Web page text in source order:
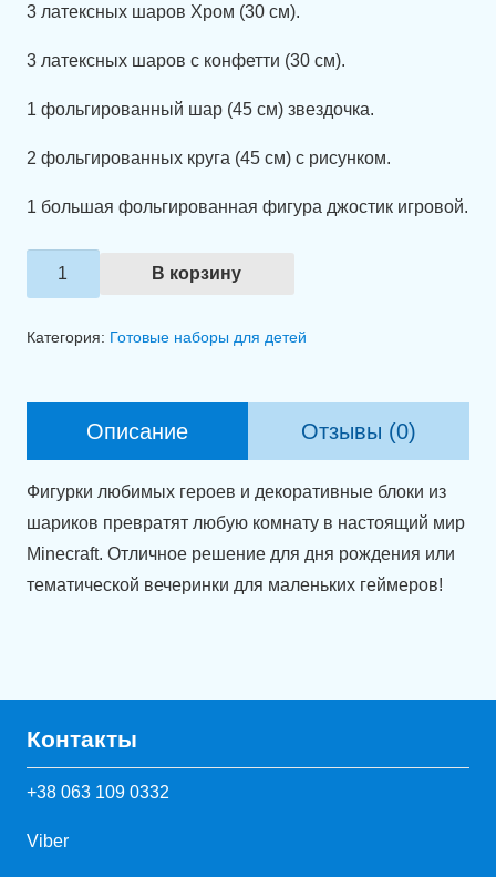
3 латексных шаров Хром (30 см).
3 латексных шаров с конфетти (30 см).
1 фольгированный шар (45 см) звездочка.
2 фольгированных круга (45 см) с рисунком.
1 большая фольгированная фигура джостик игровой.
Количество
товара
В корзину
Категория: Готовые наборы для детей
Описание Отзывы (0)
Фигурки любимых героев и декоративные блоки из
шариков превратят любую комнату в настоящий мир
Minecraft. Отличное решение для дня рождения или
тематической вечеринки для маленьких геймеров!
Контакты
+38 063 109 0332
Viber